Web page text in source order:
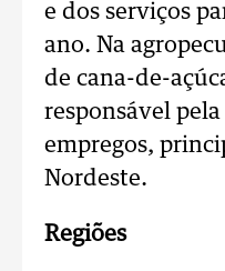
e dos serviços
ano. Na
de cana-de-
responsável pela
empregos,
Nordeste.
Regiões